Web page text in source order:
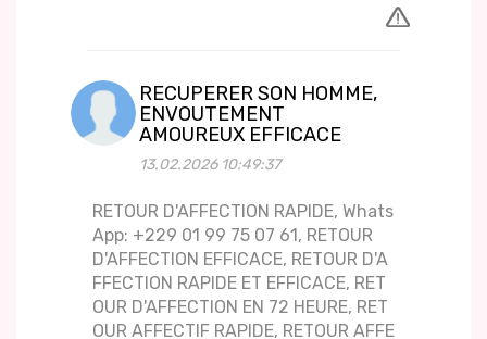
RECUPERER SON HOMME,
ENVOUTEMENT
AMOUREUX EFFICACE
13.02.2026 10:49:37
RETOUR D'AFFECTION RAPIDE, Whats
App: +229 01 99 75 07 61, RETOUR
D'AFFECTION EFFICACE, RETOUR D'A
FFECTION RAPIDE ET EFFICACE, RET
OUR D'AFFECTION EN 72 HEURE, RET
OUR AFFECTIF RAPIDE, RETOUR AFFE